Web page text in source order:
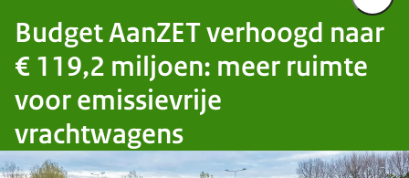
Budget AanZET verhoogd naar
€ 119,2 miljoen: meer ruimte
voor emissievrije
vrachtwagens